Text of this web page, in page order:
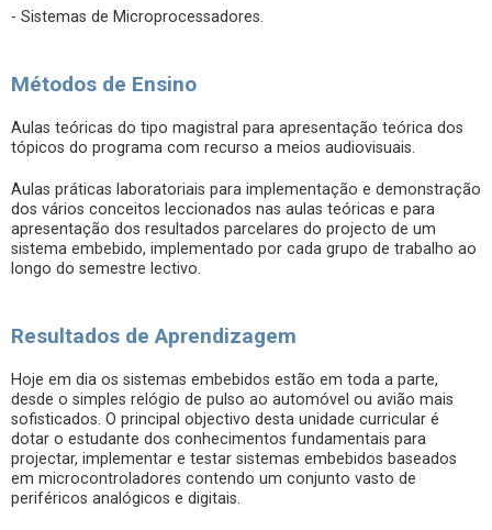
- Sistemas de Microprocessadores.
Métodos de Ensino
Aulas teóricas do tipo magistral para apresentação teórica dos
tópicos do programa com recurso a meios audiovisuais.
Aulas práticas laboratoriais para implementação e demonstração
dos vários conceitos leccionados nas aulas teóricas e para
apresentação dos resultados parcelares do projecto de um
sistema embebido, implementado por cada grupo de trabalho ao
longo do semestre lectivo.
Resultados de Aprendizagem
Hoje em dia os sistemas embebidos estão em toda a parte,
desde o simples relógio de pulso ao automóvel ou avião mais
sofisticados. O principal objectivo desta unidade curricular é
dotar o estudante dos conhecimentos fundamentais para
projectar, implementar e testar sistemas embebidos baseados
em microcontroladores contendo um conjunto vasto de
periféricos analógicos e digitais.